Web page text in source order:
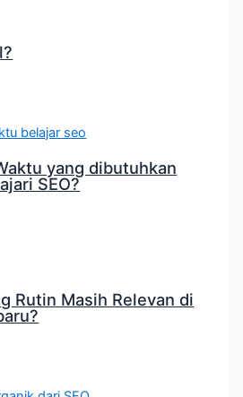
yang dibutuhkan
SEO?
Rutin Masih Relevan di